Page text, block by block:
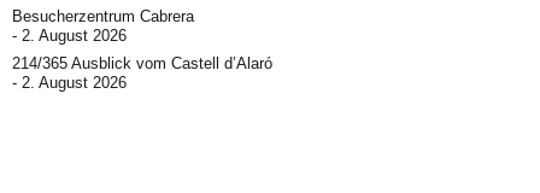
Besucherzentrum Cabrera
2. August 2026
214/365 Ausblick vom Castell d’Alaró
2. August 2026